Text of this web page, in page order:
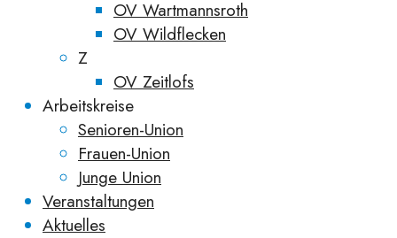
OV Wartmannsroth
OV Wildflecken
Z
OV Zeitlofs
Arbeitskreise
Senioren-Union
Frauen-Union
Junge Union
Veranstaltungen
Aktuelles